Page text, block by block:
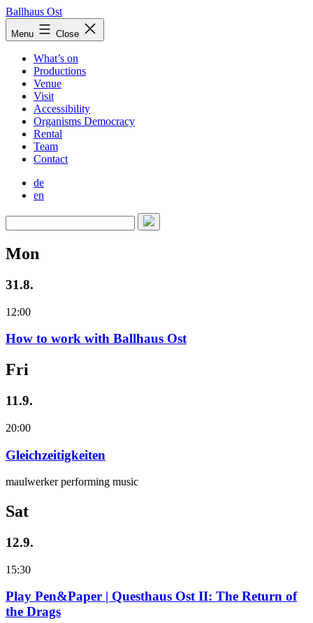
Skip
to
content
Ballhaus Ost
Ballhaus
Ost
Menu Close
What’s on
Productions
Venue
Visit
Accessibility
Organisms Democracy
Rental
Team
Contact
de
en
Mon
31.8.
12:00
How to work with Ballhaus Ost
Fri
11.9.
20:00
Gleichzeitigkeiten
maulwerker performing music
Sat
12.9.
15:30
Play Pen&Paper | Questhaus Ost II: The Return of
the Drags